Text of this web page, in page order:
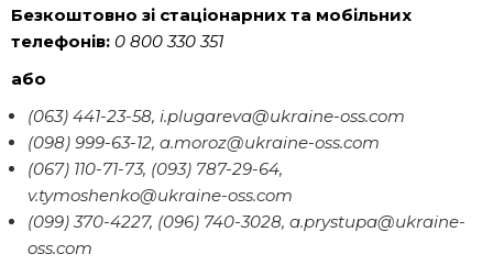
Безкоштовно зі стаціонарних та мобільних
телефонів: 0 800 330 351
або
(063) 441-23-58, i.plugareva@ukraine-oss.com
(098) 999-63-12, a.moroz@ukraine-oss.com
(067) 110-71-73, (093) 787-29-64,
v.tymoshenko@ukraine-oss.com
(099) 370-4227, (096) 740-3028, a.prystupa@ukraine-
oss.com